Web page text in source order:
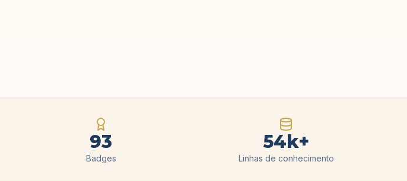
93
Badges
54k+
Linhas de conhecimento